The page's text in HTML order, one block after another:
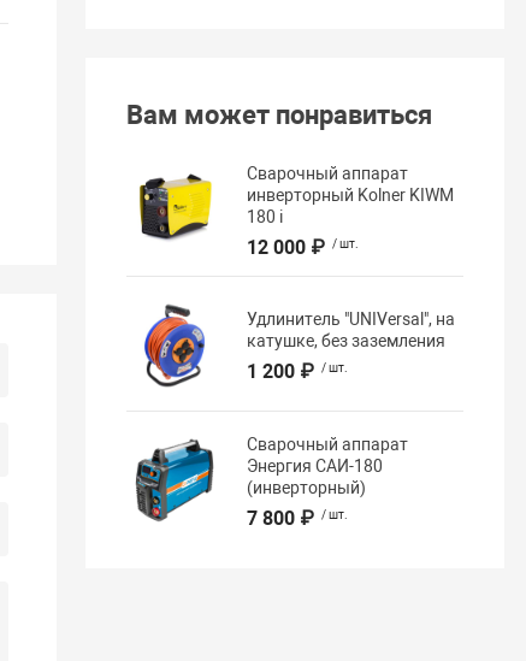
Вам может понравиться
Сварочный аппарат
инверторный Kolner KIWM
180 i
12 000 ₽ / шт.
Удлинитель "UNIVersal", на
катушке, без заземления
1 200 ₽ / шт.
Сварочный аппарат
Энергия САИ-180
(инверторный)
7 800 ₽ / шт.